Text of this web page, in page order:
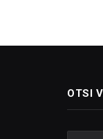
OTSI